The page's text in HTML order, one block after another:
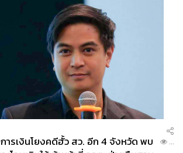
ารเงินโยงคดีฮั้ว สว. อีก 4 จังหวัด พบ
...